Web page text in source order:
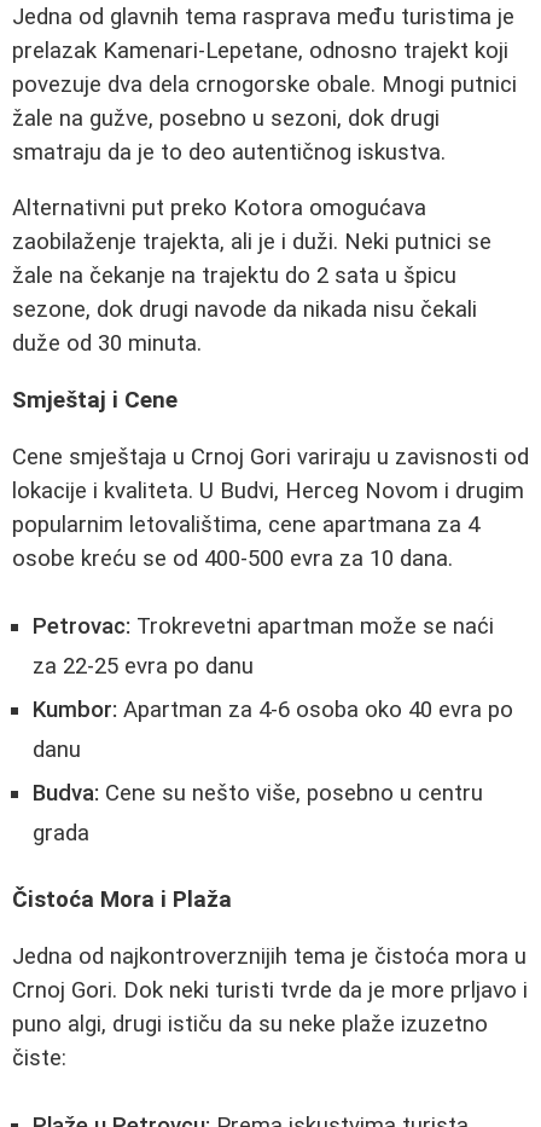
Jedna od glavnih tema rasprava među turistima je
prelazak Kamenari-Lepetane, odnosno trajekt koji
povezuje dva dela crnogorske obale. Mnogi putnici
žale na gužve, posebno u sezoni, dok drugi
smatraju da je to deo autentičnog iskustva.
Alternativni put preko Kotora omogućava
zaobilaženje trajekta, ali je i duži. Neki putnici se
žale na čekanje na trajektu do 2 sata u špicu
sezone, dok drugi navode da nikada nisu čekali
duže od 30 minuta.
Smještaj i Cene
Cene smještaja u Crnoj Gori variraju u zavisnosti od
lokacije i kvaliteta. U Budvi, Herceg Novom i drugim
popularnim letovalištima, cene apartmana za 4
osobe kreću se od 400-500 evra za 10 dana.
Petrovac: Trokrevetni apartman može se naći
za 22-25 evra po danu
Kumbor: Apartman za 4-6 osoba oko 40 evra po
danu
Budva: Cene su nešto više, posebno u centru
grada
Čistoća Mora i Plaža
Jedna od najkontroverznijih tema je čistoća mora u
Crnoj Gori. Dok neki turisti tvrde da je more prljavo i
puno algi, drugi ističu da su neke plaže izuzetno
čiste: